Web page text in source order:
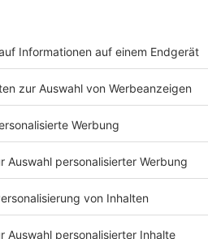
«In Deutschland habe ich
ist so das Gefühl, wenn man auf
versuchen wir uns hier eher
gepflanzt. In Winston-Salem würde
meint Hobby-Gärtner Kimmich.
meiner im Garten, der blüht